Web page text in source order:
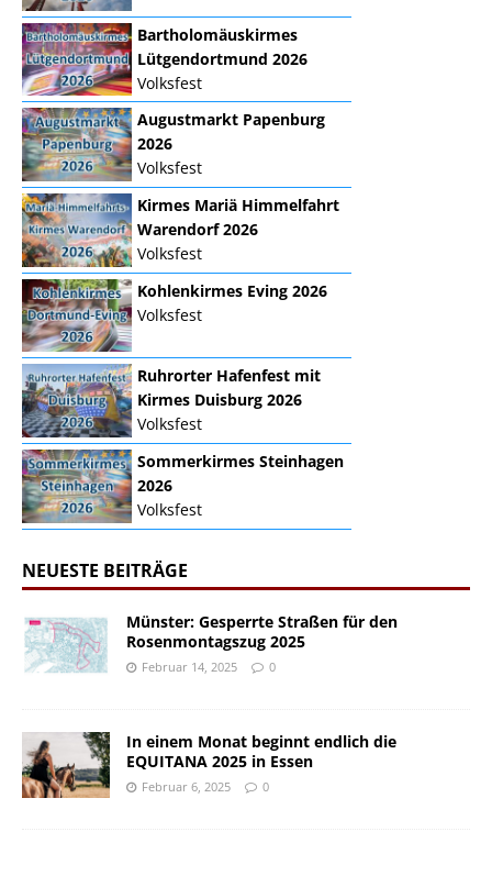
Bartholomäuskirmes
Lütgendortmund 2026
Volksfest
Augustmarkt Papenburg
2026
Volksfest
Kirmes Mariä Himmelfahrt
Warendorf 2026
Volksfest
Kohlenkirmes Eving 2026
Volksfest
Ruhrorter Hafenfest mit
Kirmes Duisburg 2026
Volksfest
Sommerkirmes Steinhagen
2026
Volksfest
NEUESTE BEITRÄGE
Münster: Gesperrte Straßen für den
Rosenmontagszug 2025
Februar 14, 2025 0
In einem Monat beginnt endlich die
EQUITANA 2025 in Essen
Februar 6, 2025 0